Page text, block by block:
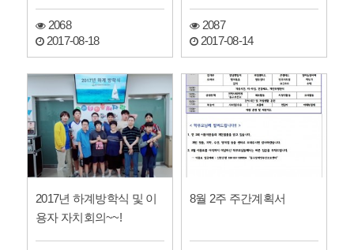
2068
2017-08-18
2087
2017-08-14
2017년 하계방학식 및 이
용자 자치회의~~!
8월 2주 주간계획서